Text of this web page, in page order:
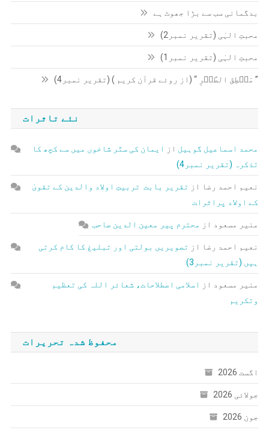
بدگمانی سب سے بڑا جھوٹ ہے
محبتِ الہٰی (تقریر نمبر2)
محبتِ الہٰی (تقریر نمبر1)
” مَنۡطِقَ الطَّیۡرِ “ (از روئے قرآن کریم ) (تقریر نمبر4)
نئے تاثرات
محمد اسماعیل گوہیل از
ایمان کی ستّر شاخوں میں سے کچھ کا
تذکرہ (تقریر نمبر4)
نعیم احمد رضا از تقریر بابت تربیتِ اولاد والدین کے تقویٰ
کے اولاد پراثرات
منیر مسعود از محترم پیر معین الدین صاحب
نعیم احمد رضا از تصویریں بولتی اور تبلیغ کا کام کرتی
ہیں (تقریر نمبر3)
منیر مسعود از
اسلامی اصطلاحات، شعائر اللہ کی تعظیم
وتکریم
محفوظ شدہ تحریرات
اگست 2026
جولائی 2026
جون 2026